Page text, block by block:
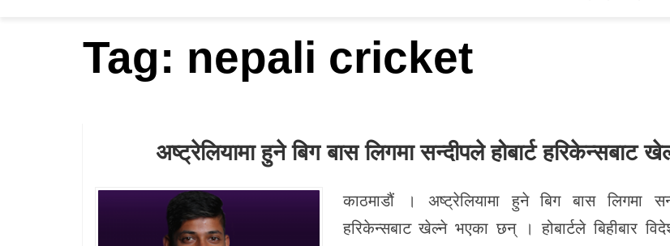
Tag: nepali cricket
अष्ट्रेलियामा हुने बिग बास लिगमा सन्दीपले होबार्ट हरिकेन्सबाट
काठमाडौं । अष्ट्रेलियामा हुने बिग बास लिगमा
हरिकेन्सबाट खेल्ने भएका छन् । होबार्टले बिहीबार